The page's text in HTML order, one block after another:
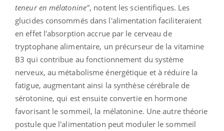
teneur en mélatonine", notent les scientifiques. Les
glucides consommés dans l'alimentation faciliteraient
en effet l'absorption accrue par le cerveau de
tryptophane alimentaire, un précurseur de la vitamine
B3 qui contribue au fonctionnement du système
nerveux, au métabolisme énergétique et à réduire la
fatigue, augmentant ainsi la synthèse cérébrale de
sérotonine, qui est ensuite convertie en hormone
favorisant le sommeil, la mélatonine. Une autre théorie
postule que l'alimentation peut moduler le sommeil